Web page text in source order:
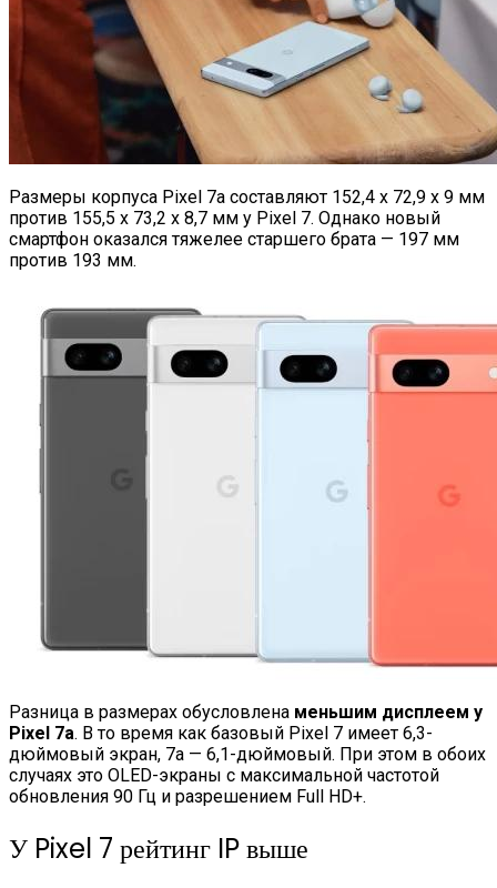
Размеры корпуса Pixel 7a составляют 152,4 х 72,9 х 9 мм
против 155,5 х 73,2 х 8,7 мм у Pixel 7. Однако новый
смартфон оказался тяжелее старшего брата — 197 мм
против 193 мм.
Разница в размерах обусловлена меньшим дисплеем у
Pixel 7a. В то время как базовый Pixel 7 имеет 6,3-
дюймовый экран, 7a — 6,1-дюймовый. При этом в обоих
случаях это OLED-экраны с максимальной частотой
обновления 90 Гц и разрешением Full HD+.
У Pixel 7 рейтинг IP выше